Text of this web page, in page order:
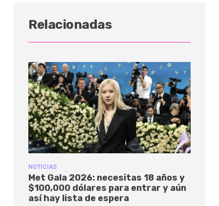
Relacionadas
NOTICIAS
Met Gala 2026: necesitas 18 años y
$100,000 dólares para entrar y aún
así hay lista de espera